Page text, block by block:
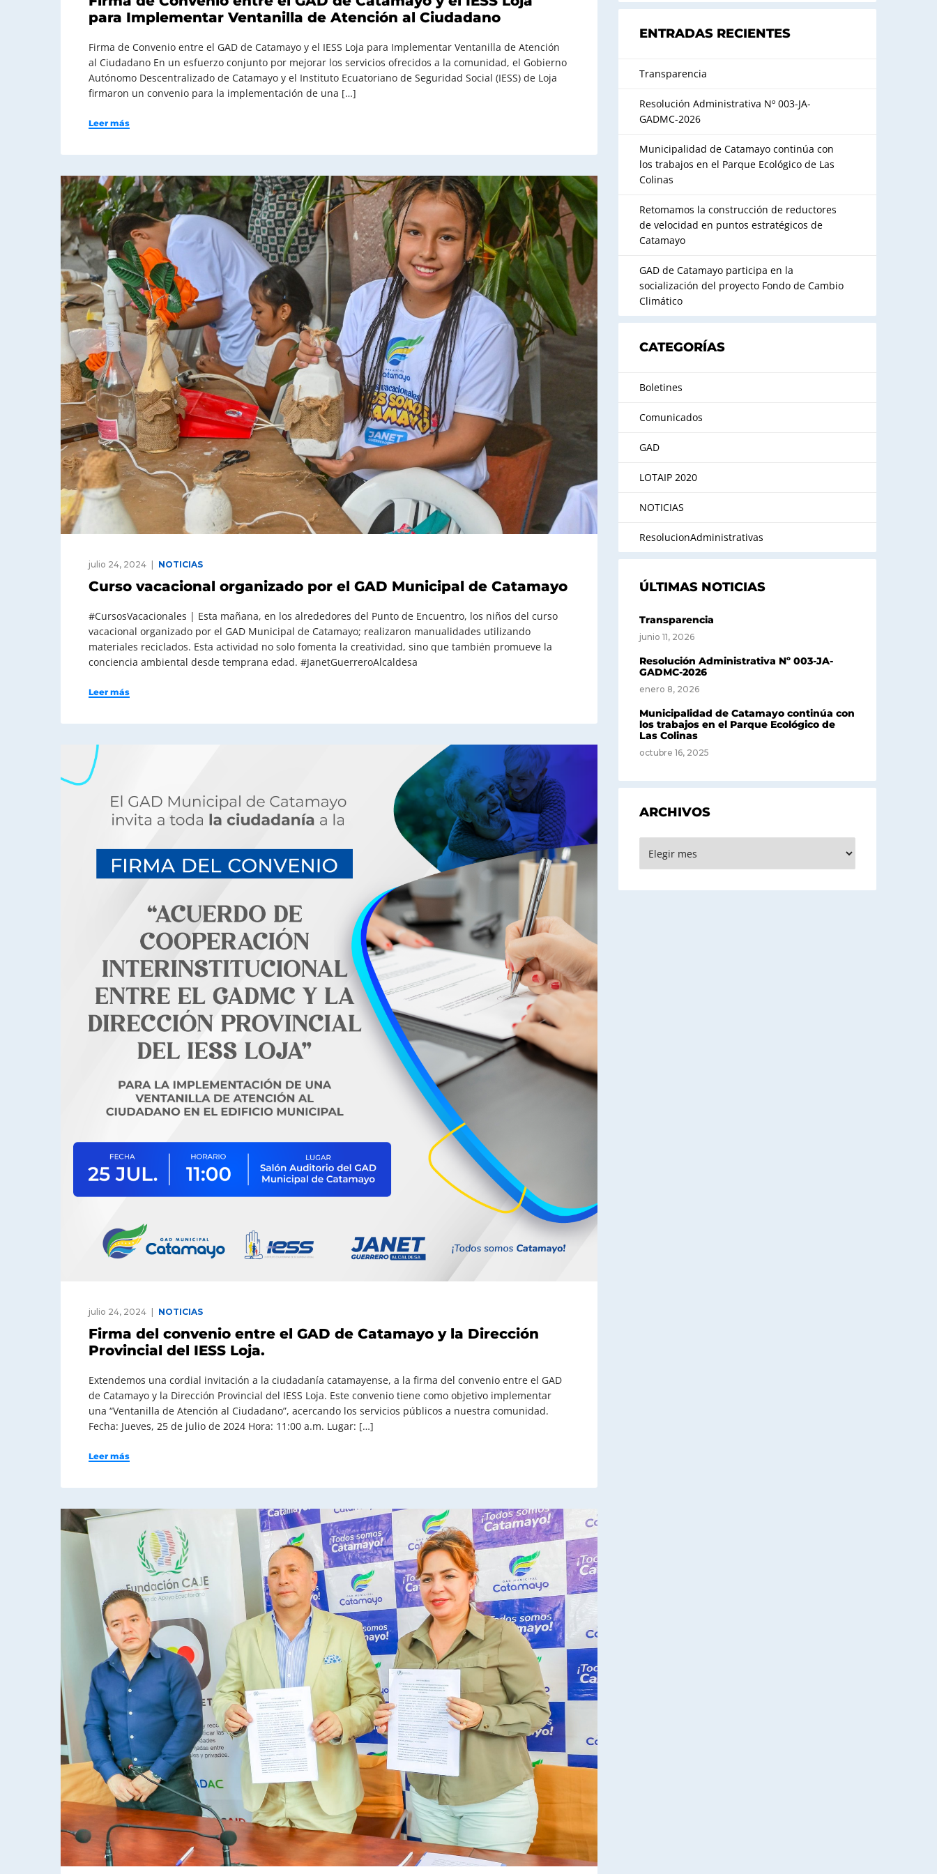
para Implementar Ventanilla de Atención al Ciudadano
Firma de Convenio entre el GAD de Catamayo y el IESS Loja para Implementar Ventanilla de Atención
al Ciudadano En un esfuerzo conjunto por mejorar los servicios ofrecidos a la comunidad, el Gobierno
Autónomo Descentralizado de Catamayo y el Instituto Ecuatoriano de Seguridad Social (IESS) de Loja
firmaron un convenio para la implementación de una […]
Leer más
julio 24, 2024 NOTICIAS
Curso vacacional organizado por el GAD Municipal de Catamayo
#CursosVacacionales | Esta mañana, en los alrededores del Punto de Encuentro, los niños del curso
vacacional organizado por el GAD Municipal de Catamayo; realizaron manualidades utilizando
materiales reciclados. Esta actividad no solo fomenta la creatividad, sino que también promueve la
conciencia ambiental desde temprana edad. #JanetGuerreroAlcaldesa
Leer más
julio 24, 2024 NOTICIAS
Firma del convenio entre el GAD de Catamayo y la Dirección
Provincial del IESS Loja.
Extendemos una cordial invitación a la ciudadanía catamayense, a la firma del convenio entre el GAD
de Catamayo y la Dirección Provincial del IESS Loja. Este convenio tiene como objetivo implementar
una “Ventanilla de Atención al Ciudadano”, acercando los servicios públicos a nuestra comunidad.
Fecha: Jueves, 25 de julio de 2024 Hora: 11:00 a.m. Lugar: […]
Leer más
ENTRADAS RECIENTES
Transparencia
Resolución Administrativa Nº 003-JA-
GADMC-2026
Municipalidad de Catamayo continúa con
los trabajos en el Parque Ecológico de Las
Colinas
Retomamos la construcción de reductores
de velocidad en puntos estratégicos de
Catamayo
GAD de Catamayo participa en la
socialización del proyecto Fondo de Cambio
Climático
CATEGORÍAS
Boletines
Comunicados
GAD
LOTAIP 2020
NOTICIAS
ResolucionAdministrativas
ÚLTIMAS NOTICIAS
Transparencia
junio 11, 2026
Resolución Administrativa Nº 003-JA-
GADMC-2026
enero 8, 2026
Municipalidad de Catamayo continúa con
los trabajos en el Parque Ecológico de
Las Colinas
octubre 16, 2025
ARCHIVOS